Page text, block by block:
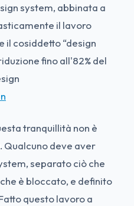
system, abbinata a
il lavoro
il cosiddetto “design
fino all'82% del
tranquillità non è
. Qualcuno deve aver
separato ciò che
è bloccato, e definito
questo lavoro a